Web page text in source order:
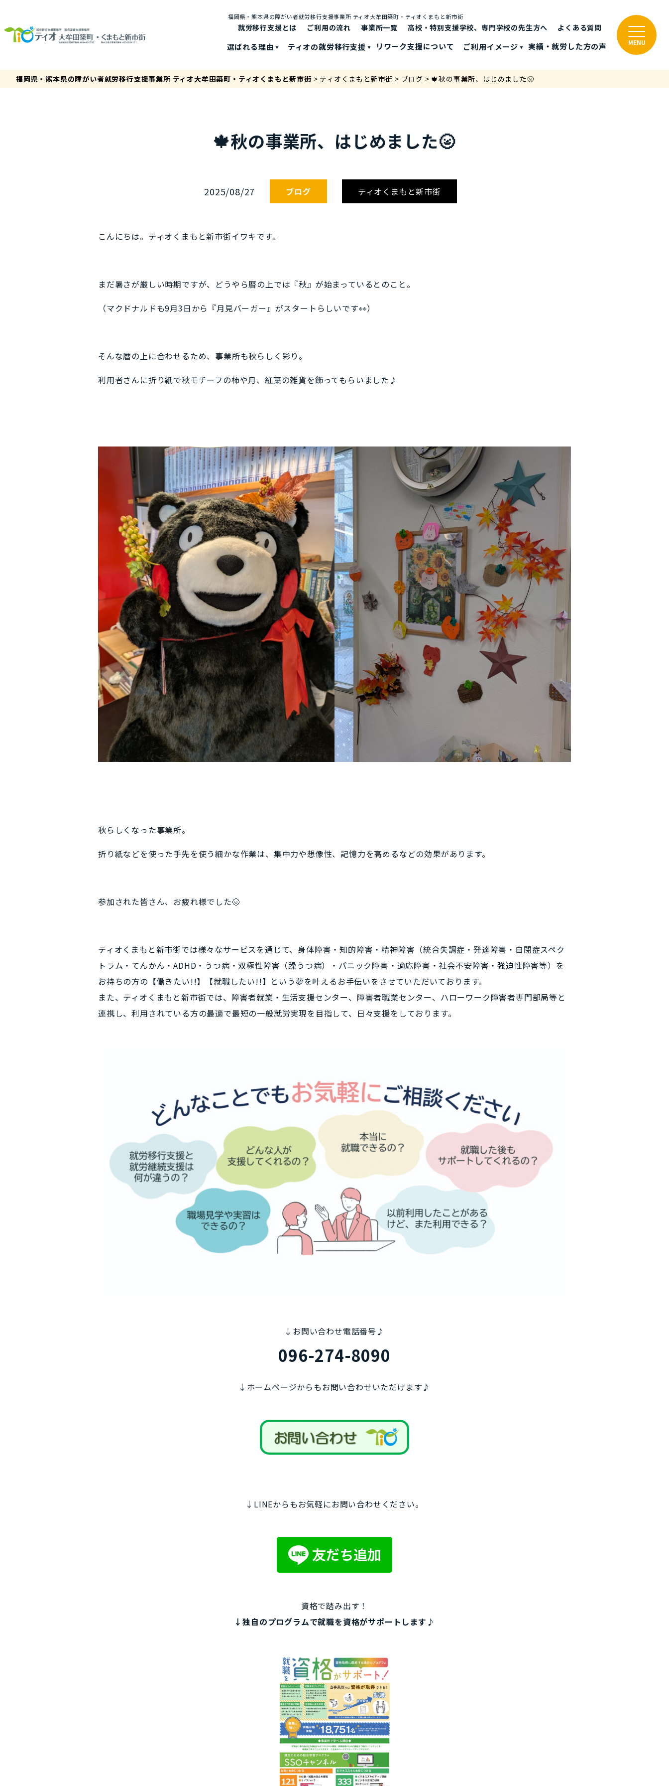
福岡県・熊本県の障がい者就労移⾏⽀援事業所 ティオ⼤牟⽥築町・ティオくまもと新市街
就労移行支援とは ご利⽤の流れ 事業所一覧 高校・特別支援学校、専門学校の先生方へ よくある質問
選ばれる理由 ティオの就労移⾏⽀援 リワーク支援について ご利⽤イメージ 実績・就労した⽅の声 MENU
福岡県・熊本県の障がい者就労移行支援事業所 ティオ大牟田築町・ティオくまもと新市街 > ティオくまもと新市街 > ブログ > 🍁秋の事業所、はじめました🌝
🍁秋の事業所、はじめました🌝
2025/08/27 ブログ ティオくまもと新市街
こんにちは。ティオくまもと新市街イワキです。
まだ暑さが厳しい時期ですが、どうやら暦の上では『秋』が始まっているとのこと。
（マクドナルドも9月3日から『月見バーガー』がスタートらしいです👀）
そんな暦の上に合わせるため、事業所も秋らしく彩り。
利用者さんに折り紙で秋モチーフの柿や月、紅葉の雑貨を飾ってもらいました♪
秋らしくなった事業所。
折り紙などを使った手先を使う細かな作業は、集中力や想像性、記憶力を高めるなどの効果があります。
参加された皆さん、お疲れ様でした🌝
ティオくまもと新市街では様々なサービスを通じて、身体障害・知的障害・精神障害（統合失調症・発達障害・自閉症スペク
トラム・てんかん・ADHD・うつ病・双極性障害（躁うつ病）・パニック障害・適応障害・社会不安障害・強迫性障害等）を
お持ちの方の【働きたい!!】【就職したい!!】という夢を叶えるお手伝いをさせていただいております。
また、ティオくまもと新市街では、障害者就業・生活支援センター、障害者職業センター、ハローワーク障害者専門部局等と
連携し、利用されている方の最適で最短の一般就労実現を目指して、日々支援をしております。
↓お問い合わせ電話番号♪
096-274-8090
↓ホームページからもお問い合わせいただけます♪
↓LINEからもお気軽にお問い合わせください。
資格で踏み出す！
↓独自のプログラムで就職を資格がサポートします♪